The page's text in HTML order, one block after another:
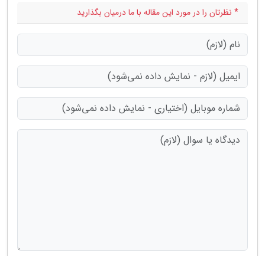
* نظرتان را در مورد این مقاله با ما درمیان بگذارید